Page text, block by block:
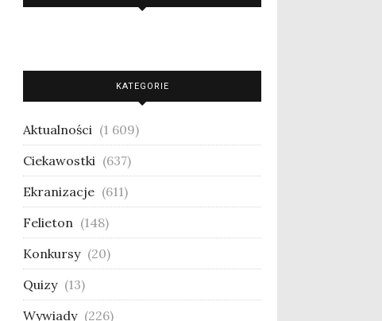
KATEGORIE
Aktualności (1 609)
Ciekawostki (637)
Ekranizacje (611)
Felieton (148)
Konkursy (20)
Quizy (13)
Wywiady (226)